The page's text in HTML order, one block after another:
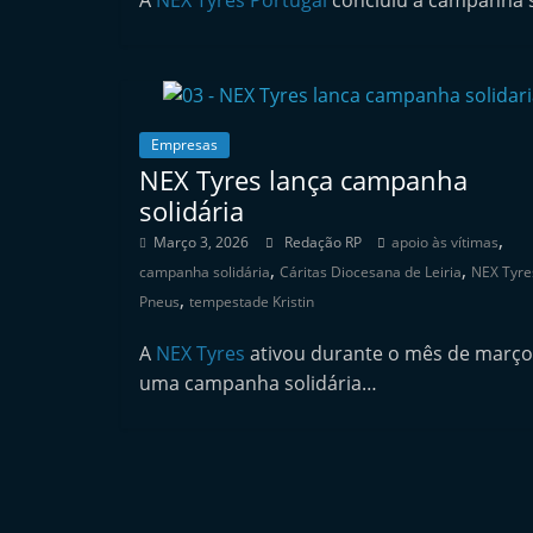
Empresas
NEX Tyres lança campanha
solidária
Março 3, 2026 Redação RP apoio às vítimas,
campanha solidária, Cáritas Diocesana de Leiria, NEX
Pneus, tempestade Kristin
A NEX Tyres ativou durante o mês de março
uma campanha solidária…